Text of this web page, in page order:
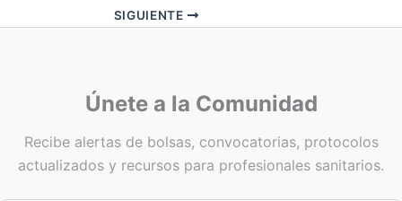
SIGUIENTE
Únete a la Comunidad
Recibe alertas de bolsas, convocatorias, protocolos
actualizados y recursos para profesionales sanitarios.